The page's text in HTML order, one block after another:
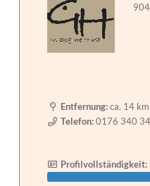
hat Zertifizierungen
hat Weiterbildungen
Selbstständig seit
Entfernung:ca. 14 km
Telefon:0176 340
Profilvollständigkeit: